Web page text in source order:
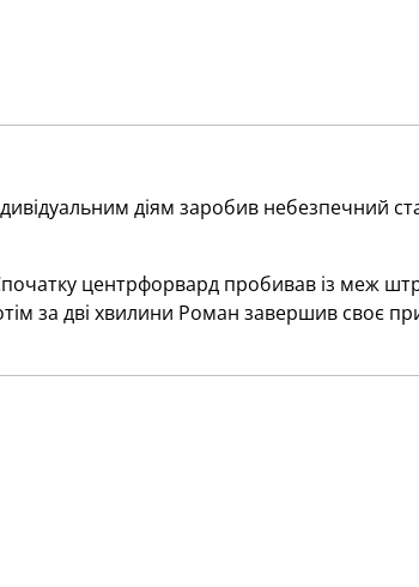
діям заробив небезпечний
центрфорвард пробивав із меж
за дві хвилини Роман завершив своє